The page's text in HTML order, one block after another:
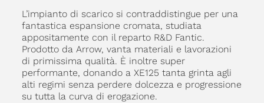
L’impianto di scarico si contraddistingue per una
fantastica espansione cromata, studiata
appositamente con il reparto R&D Fantic.
Prodotto da Arrow, vanta materiali e lavorazioni
di primissima qualità. È inoltre super
performante, donando a XE125 tanta grinta agli
alti regimi senza perdere dolcezza e progressione
su tutta la curva di erogazione.